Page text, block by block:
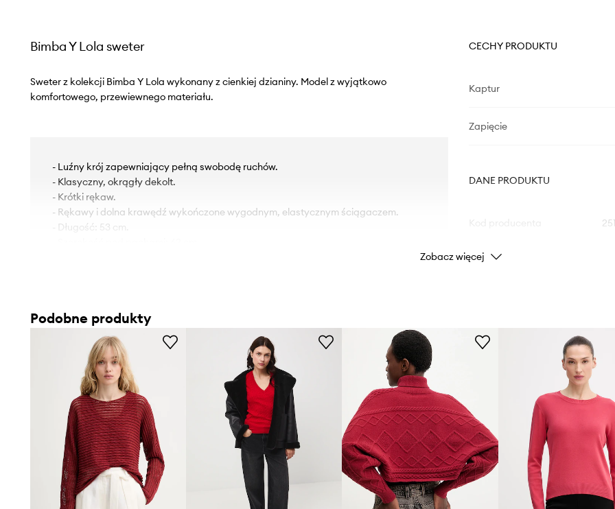
Bimba Y Lola sweter
Sweter z kolekcji Bimba Y Lola wykonany z cienkiej dzianiny. Model z wyjątkowo
komfortowego, przewiewnego materiału.
- Luźny krój zapewniający pełną swobodę ruchów.
- Klasyczny, okrągły dekolt.
- Krótki rękaw.
- Rękawy i dolna krawędź wykończone wygodnym, elastycznym ściągaczem.
- Długość: 53 cm.
CECHY PRODUKTU
Kaptur
Zapięcie
DANE PRODUKTU
Kolor
ID Produktu
Zobacz więcej
Podobne produkty